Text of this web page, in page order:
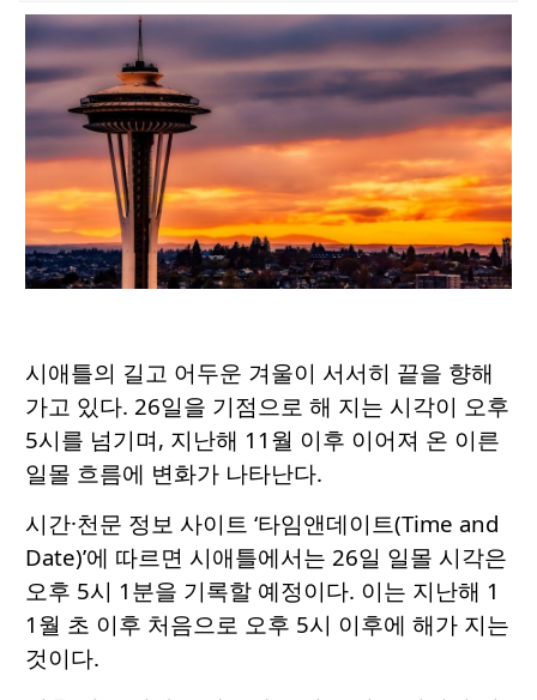
시애틀의 길고 어두운 겨울이 서서히 끝을 향해
가고 있다. 26일을 기점으로 해 지는 시각이 오후
5시를 넘기며, 지난해 11월 이후 이어져 온 이른
일몰 흐름에 변화가 나타난다.
시간·천문 정보 사이트 ‘타임앤데이트(Time and
Date)’에 따르면 시애틀에서는 26일 일몰 시각은
오후 5시 1분을 기록할 예정이다. 이는 지난해 1
1월 초 이후 처음으로 오후 5시 이후에 해가 지는
것이다.